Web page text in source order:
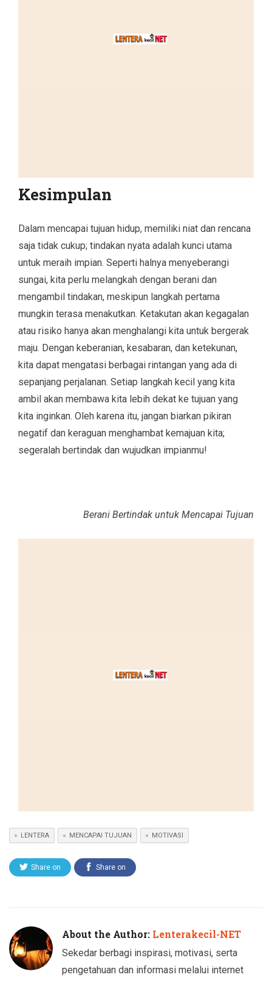
Kesimpulan
Dalam mencapai tujuan hidup, memiliki niat dan rencana
saja tidak cukup; tindakan nyata adalah kunci utama
untuk meraih impian. Seperti halnya menyeberangi
sungai, kita perlu melangkah dengan berani dan
mengambil tindakan, meskipun langkah pertama
mungkin terasa menakutkan. Ketakutan akan kegagalan
atau risiko hanya akan menghalangi kita untuk bergerak
maju. Dengan keberanian, kesabaran, dan ketekunan,
kita dapat mengatasi berbagai rintangan yang ada di
sepanjang perjalanan. Setiap langkah kecil yang kita
ambil akan membawa kita lebih dekat ke tujuan yang
kita inginkan. Oleh karena itu, jangan biarkan pikiran
negatif dan keraguan menghambat kemajuan kita;
segeralah bertindak dan wujudkan impianmu!
Berani Bertindak untuk Mencapai Tujuan
LENTERA MENCAPAI TUJUAN MOTIVASI
Share on Share on
About the Author: Lenterakecil-NET
Sekedar berbagi inspirasi, motivasi, serta
pengetahuan dan informasi melalui internet